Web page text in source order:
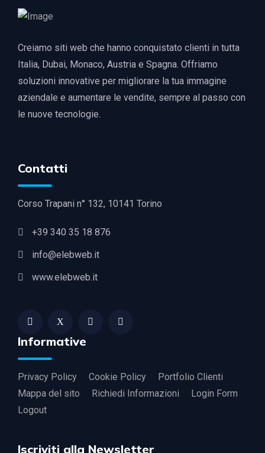
Creiamo siti web che hanno conquistato clienti in tutta
Italia, Dubai, Monaco, Austria e Spagna. Offriamo
soluzioni innovative per migliorare la tua immagine
aziendale e aumentare le vendite, sempre al passo con
le nuove tecnologie.
Contatti
Corso Trapani n° 132, 10141 Torino
+39 340 35 18 876
info@elebweb.it
www.elebweb.it
Informative
Privacy Policy Cookie Policy
Portfolio Clienti
Mappa del sito
Richiedi Informazioni
Login Form
Logout
Iscriviti alla Newsletter